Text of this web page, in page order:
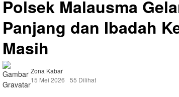
Polsek Malausma
Panjang dan Ibadah
Masih
Zona Kabar
15 Mei 2026
55 Dilihat